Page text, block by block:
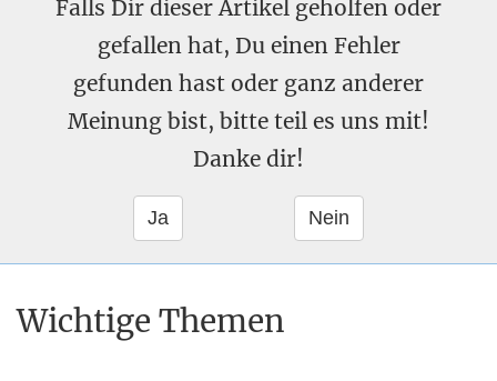
Falls Dir dieser Artikel geholfen oder
gefallen hat, Du einen Fehler
gefunden hast oder ganz anderer
Meinung bist, bitte teil es uns mit!
Danke dir!
Wichtige Themen